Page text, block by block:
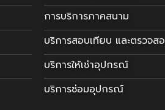
การบริการภาคสนาม
บริการสอบเทียบ และตรวจส
บริการให้เช่าอุปกรณ์
บริการซ่อมอุปกรณ์